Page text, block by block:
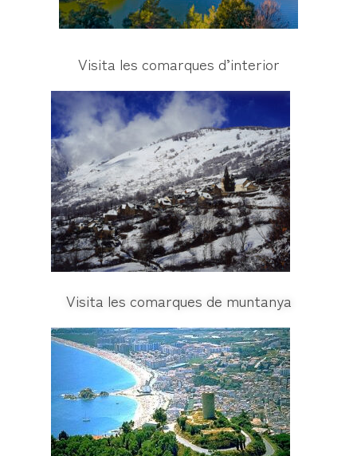
Visita les comarques d’interior
Visita les comarques de muntanya